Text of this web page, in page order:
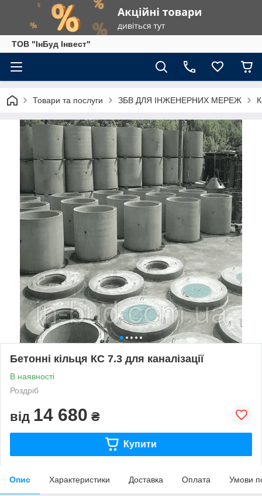
ТОВ "ІнБуд Інвест"
Товари та послуги ЗБВ ДЛЯ ІНЖЕНЕРНИХ МЕРЕЖ
Бетонні кільця КС 7.3 для каналізації
В наявності
Роздріб
від 14 680 ₴
Купити
Опис Характеристики Доставка Оплата Умови